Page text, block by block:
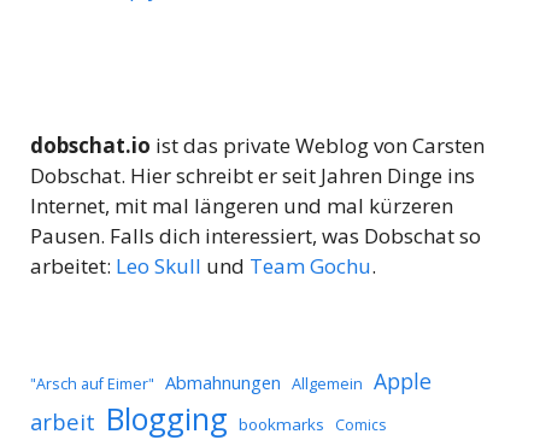
dobschat.io ist das private Weblog von Carsten
Dobschat. Hier schreibt er seit Jahren Dinge ins
Internet, mit mal längeren und mal kürzeren
Pausen. Falls dich interessiert, was Dobschat so
arbeitet: Leo Skull und Team Gochu.
"Arsch auf Eimer" Abmahnungen Allgemein Apple
arbeit Blogging bookmarks Comics